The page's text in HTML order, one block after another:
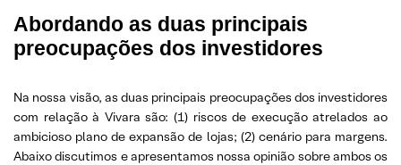
Abordando as duas principais
preocupações dos investidores
Na nossa visão, as duas principais preocupações dos investidores
com relação à Vivara são: (1) riscos de execução atrelados ao
ambicioso plano de expansão de lojas; (2) cenário para margens.
Abaixo discutimos e apresentamos nossa opinião sobre ambos os